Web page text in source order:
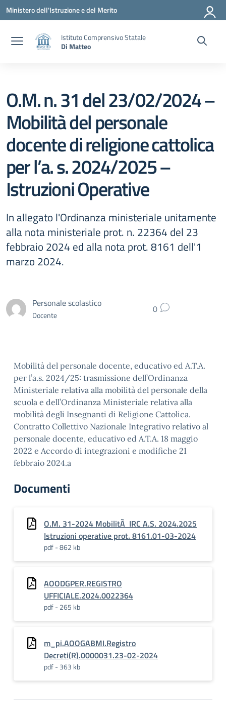
Vai ai contenuti
Vai al menu di navigazione
Vai al footer
Ministero dell'Istruzione e del Merito
Istituto Comprensivo Statale
Di Matteo
O.M. n. 31 del 23/02/2024 –
Mobilità del personale
docente di religione cattolica
per l’a. s. 2024/2025 –
Istruzioni Operative
In allegato l'Ordinanza ministeriale unitamente
alla nota ministeriale prot. n. 22364 del 23
febbraio 2024 ed alla nota prot. 8161 dell'1
marzo 2024.
Personale scolastico
Docente 0
Mobilità del personale docente, educativo ed A.T.A.
per l’a.s. 2024/25: trasmissione dell’Ordinanza
Ministeriale relativa alla mobilità del personale della
scuola e dell’Ordinanza Ministeriale relativa alla
mobilità degli Insegnanti di Religione Cattolica.
Contratto Collettivo Nazionale Integrativo relativo al
personale docente, educativo ed A.T.A. 18 maggio
2022 e Accordo di integrazioni e modifiche 21
febbraio 2024.a
Documenti
O.M. 31-2024 MobilitÃ IRC A.S. 2024.2025
Istruzioni operative prot. 8161.01-03-2024
pdf - 862 kb
AOODGPER.REGISTRO
UFFICIALE.2024.0022364
pdf - 265 kb
m_pi.AOOGABMI.Registro
Decreti(R).0000031.23-02-2024
pdf - 363 kb